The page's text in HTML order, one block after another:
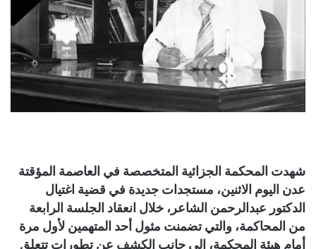
شهدت المحكمة الجزائية المتخصصة في العاصمة المؤقتة
عدن اليوم الاثنين، مستجدات جديدة في قضية اغتيال
الدكتور عبدالرحمن الشاعر، خلال انعقاد الجلسة الرابعة
من المحاكمة، والتي تضمنت مثول أحد المتهمين لأول مرة
أمام هيئة المحكمة، إلى جانب الكشف عن تطورات تتعلق